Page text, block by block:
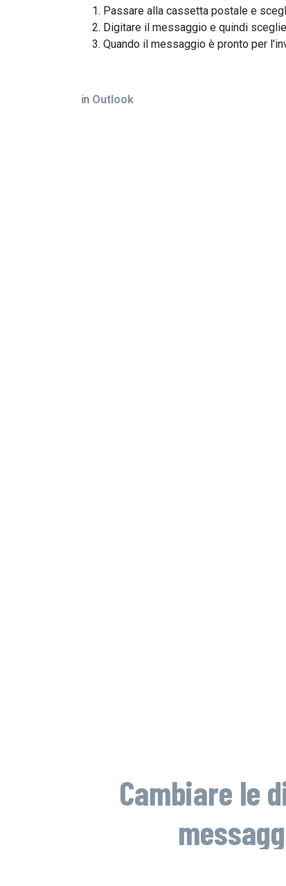
Passare alla cassetta postale e
Digitare il messaggio e quindi
Quando il messaggio è pronto per
in Outlook
Cambiare le